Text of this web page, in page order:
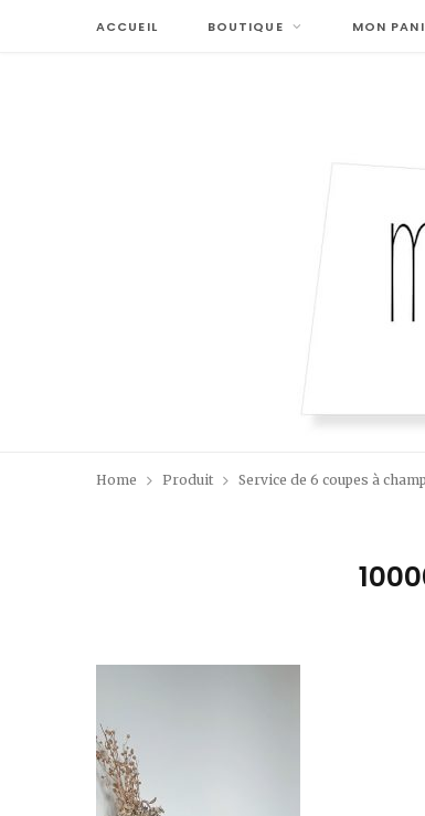
ACCUEIL BOUTIQUE MON
Home Produit Service de 6 coupes à